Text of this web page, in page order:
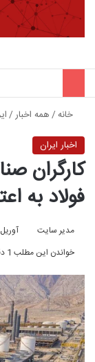
خانه/همه اخبار/
اخبار ایران
کارگران
فولاد به
مدیر سایت آوریل 24,
خواندن این مطلب 1 دقیقه زمان میبرد